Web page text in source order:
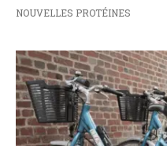
NOUVELLES PROTÉINES